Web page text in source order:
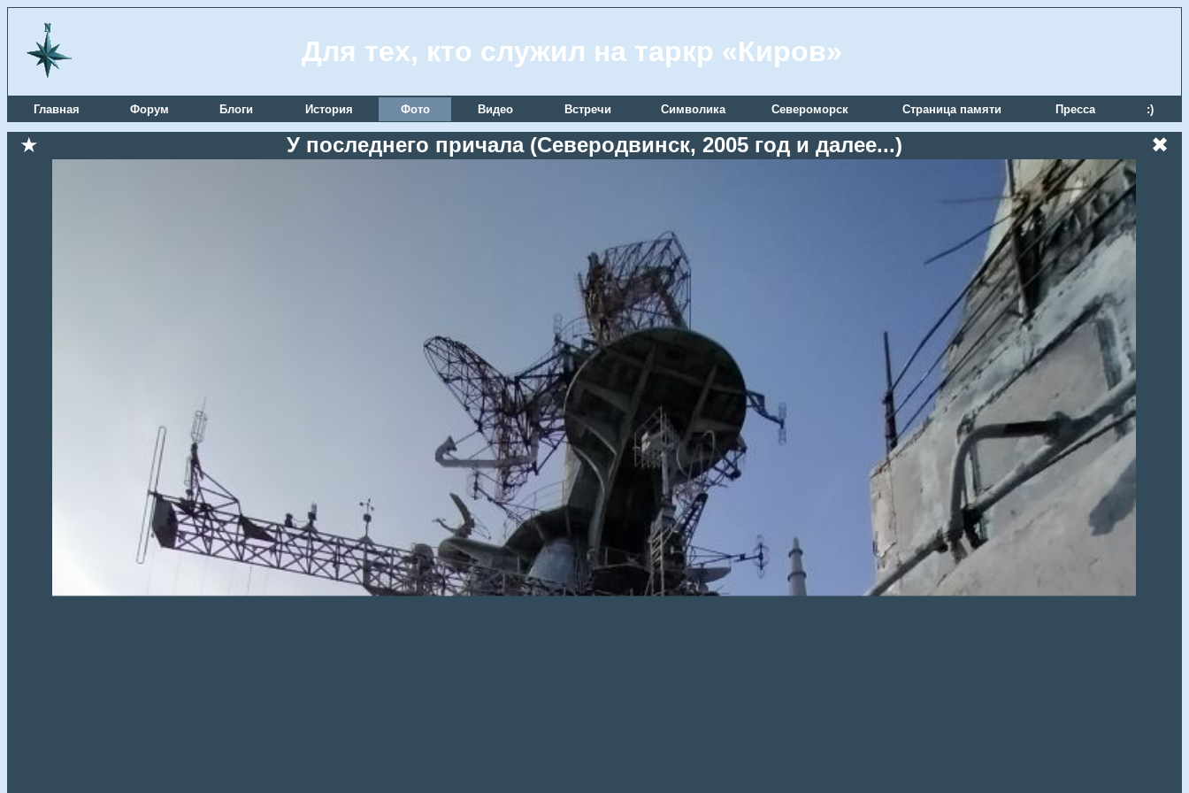
Для тех, кто служил на таркр «Киров»
Главная Форум Блоги История Фото Видео Встречи Символика Североморск Страница памяти Пресса :)
★ У последнего причала (Северодвинск, 2005 год и далее...) ✖